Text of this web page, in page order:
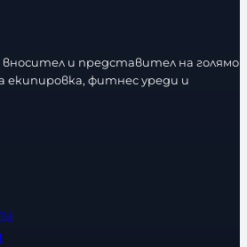
т
и представител на голямо
екипировка, фитнес уреди и